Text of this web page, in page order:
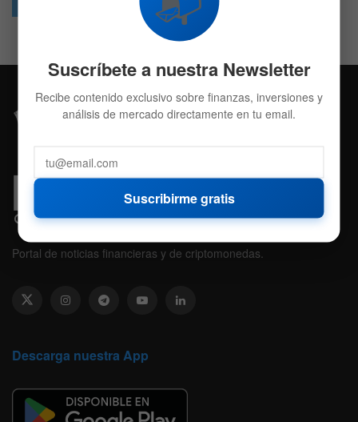
Followers
Portal de noticias financieras y de criptomonedas.
Descarga nuestra App
Suscríbete a nuestra Newsletter
Recibe contenido exclusivo sobre finanzas, inversiones y
análisis de mercado directamente en tu email.
Suscribirme gratis